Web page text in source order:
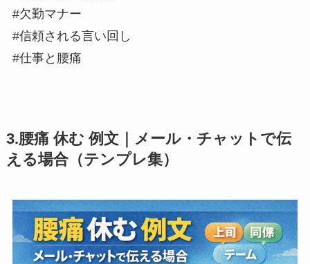
#欠勤マナー
#信頼される言い回し
#仕事と腰痛
3.腰痛 休む 例文｜メール・チャットで伝
える場合（テンプレ集）